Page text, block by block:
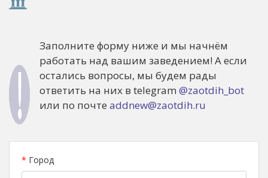
Заполните форму ниже и мы начнём
работать над вашим заведением! А если
остались вопросы, мы будем рады
ответить на них в telegram @zaotdih_bot
или по почте addnew@zaotdih.ru
* Город